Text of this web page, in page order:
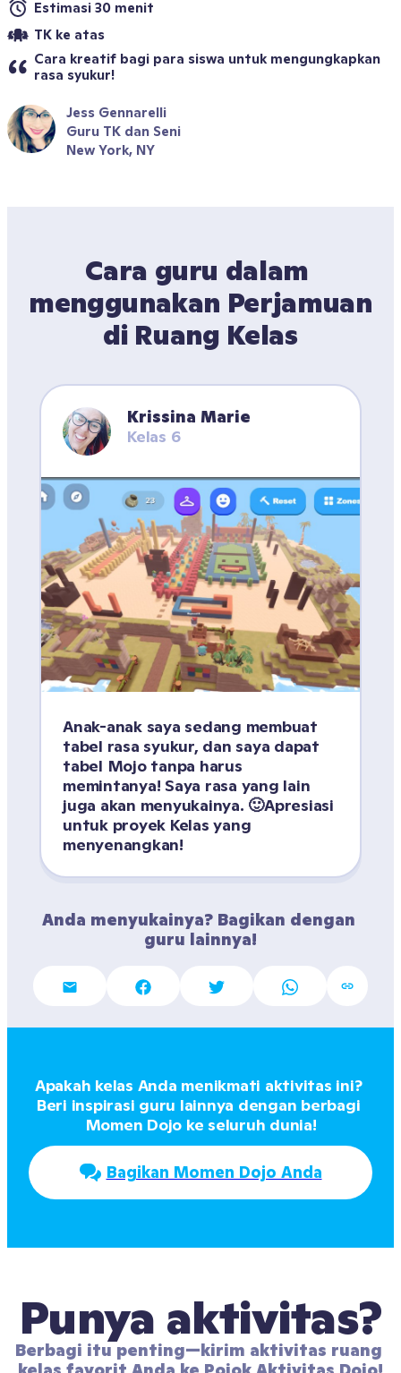
Estimasi 30 menit
TK ke atas
Cara kreatif bagi para siswa untuk mengungkapkan
rasa syukur!
Jess Gennarelli
Guru TK dan Seni
New York, NY
Cara guru dalam
menggunakan Perjamuan
di Ruang Kelas
Krissina Marie
Kelas 6
Anak-anak saya sedang membuat
tabel rasa syukur, dan saya dapat
tabel Mojo tanpa harus
memintanya! Saya rasa yang lain
juga akan menyukainya. 🙂Apresiasi
untuk proyek Kelas yang
menyenangkan!
Anda menyukainya? Bagikan dengan
guru lainnya!
Apakah kelas Anda menikmati aktivitas ini?
Beri inspirasi guru lainnya dengan berbagi
Momen Dojo ke seluruh dunia!
Bagikan Momen Dojo Anda
Punya aktivitas?
Berbagi itu penting—kirim aktivitas ruang